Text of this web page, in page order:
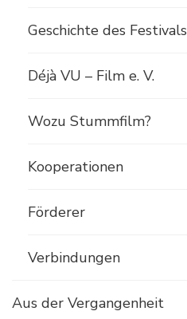
Geschichte des Festivals
Déjà VU – Film e. V.
Wozu Stummfilm?
Kooperationen
Förderer
Verbindungen
Aus der Vergangenheit